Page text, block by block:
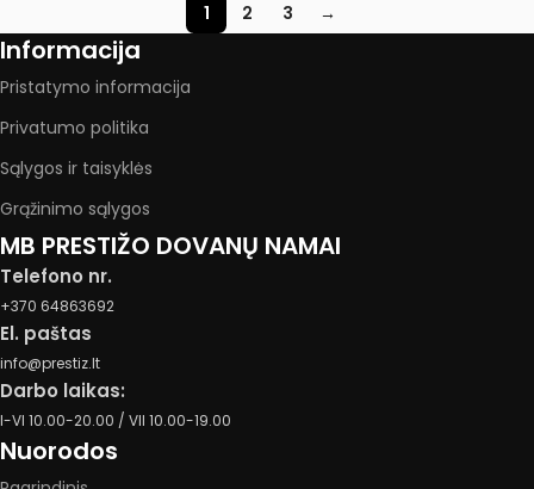
1 2 3 →
Informacija
Pristatymo informacija
Privatumo politika
Sąlygos ir taisyklės
Grąžinimo sąlygos
MB PRESTIŽO DOVANŲ NAMAI
Telefono nr.
+370 64863692
El. paštas
info@prestiz.lt
Darbo laikas:
I-VI 10.00-20.00 / VII 10.00-19.00
Nuorodos